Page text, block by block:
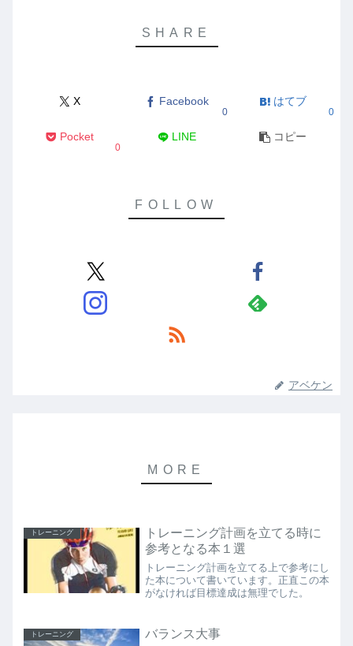
X Facebook
0
はてブ
0
Pocket
0
LINE コピー
アベケン
トレーニング
トレーニング計画を立てる時に
参考となる本１選
トレーニング計画を立てる上で参考にし
た本について書いています。正直この本
がなければ目標達成は無理でした。
トレーニング バランス大事